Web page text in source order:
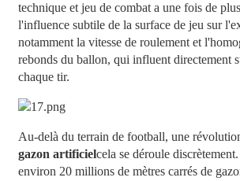
technique et jeu de combat a une fois de
l'influence subtile de la surface de jeu sur
notamment la vitesse de roulement et
rebonds du ballon, qui influent directement
chaque tir.
Au-delà du terrain de football, une
gazon artificielcela se déroule
environ 20 millions de mètres carrés de